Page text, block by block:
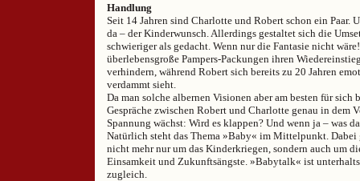
Handlung
Seit 14 Jahren sind Charlotte und Robert schon ein Paar.
da – der Kinderwunsch. Allerdings gestaltet sich die
schwieriger als gedacht. Wenn nur die Fantasie nicht
überlebensgroße Pampers-Packungen ihren
verhindern, während Robert sich bereits zu 20 Jahren
verdammt sieht.
Da man solche albernen Visionen aber am besten für sich
Gespräche zwischen Robert und Charlotte genau in dem
Spannung wächst: Wird es klappen? Und wenn ja – was
Natürlich steht das Thema »Baby« im Mittelpunkt. Dabei
nicht mehr nur um das Kinderkriegen, sondern auch um
Einsamkeit und Zukunftsängste. »Babytalk« ist
zugleich.